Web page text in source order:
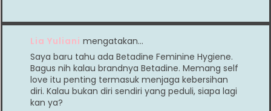
Lia Yuliani mengatakan…
Saya baru tahu ada Betadine Feminine Hygiene.
Bagus nih kalau brandnya Betadine. Memang self
love itu penting termasuk menjaga kebersihan
diri. Kalau bukan diri sendiri yang peduli, siapa lagi
kan ya?